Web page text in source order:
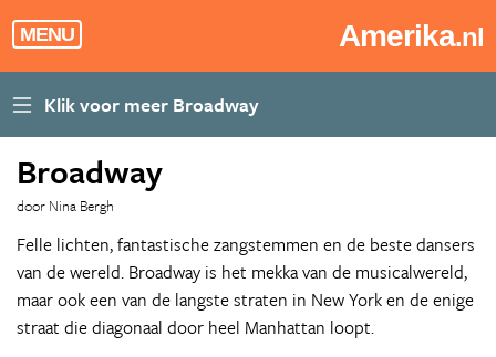
MENU Amerika.nl
Broadway
door Nina Bergh
Felle lichten, fantastische zangstemmen en de beste dansers
van de wereld. Broadway is het mekka van de musicalwereld,
maar ook een van de langste straten in New York en de enige
straat die diagonaal door heel Manhattan loopt.